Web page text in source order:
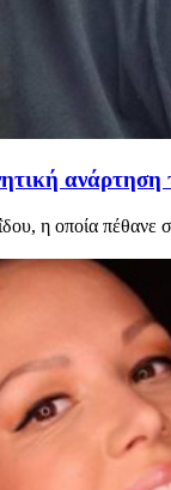
ανάρτηση
η οποία πέθανε